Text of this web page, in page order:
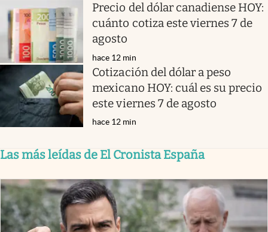
Precio del dólar canadiense HOY:
cuánto cotiza este viernes 7 de
agosto
hace 12 min
Cotización del dólar a peso
mexicano HOY: cuál es su precio
este viernes 7 de agosto
hace 12 min
Las más leídas de El Cronista España